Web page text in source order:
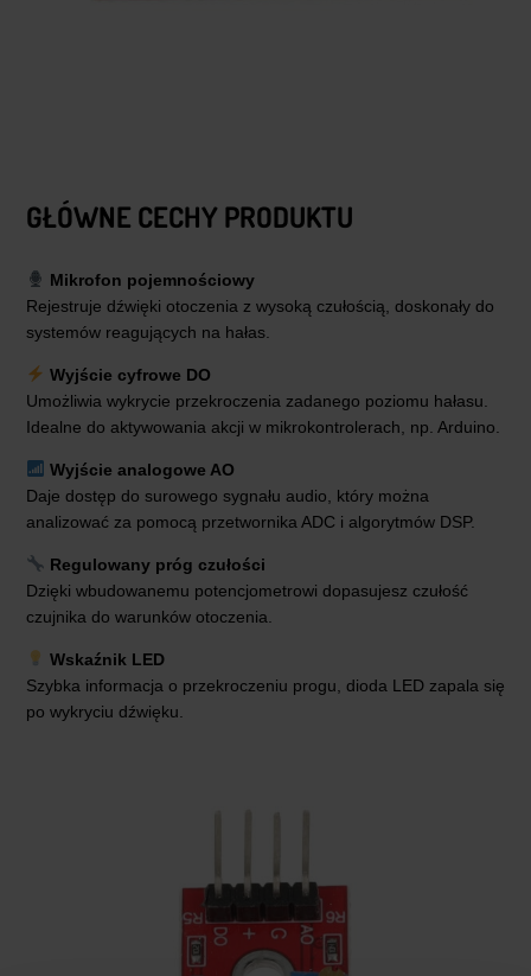
GŁÓWNE CECHY PRODUKTU
Mikrofon pojemnościowy
Rejestruje dźwięki otoczenia z wysoką czułością, doskonały do
systemów reagujących na hałas.
Wyjście cyfrowe DO
Umożliwia wykrycie przekroczenia zadanego poziomu hałasu.
Idealne do aktywowania akcji w mikrokontrolerach, np. Arduino.
Wyjście analogowe AO
Daje dostęp do surowego sygnału audio, który można
analizować za pomocą przetwornika ADC i algorytmów DSP.
Regulowany próg czułości
Dzięki wbudowanemu potencjometrowi dopasujesz czułość
czujnika do warunków otoczenia.
Wskaźnik LED
Szybka informacja o przekroczeniu progu, dioda LED zapala się
po wykryciu dźwięku.